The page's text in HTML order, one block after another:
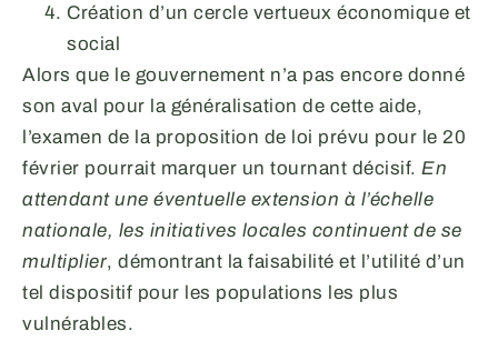
Création d’un cercle vertueux économique et
social
Alors que le gouvernement n’a pas encore donné
son aval pour la généralisation de cette aide,
l’examen de la proposition de loi prévu pour le 20
février pourrait marquer un tournant décisif. En
attendant une éventuelle extension à l’échelle
nationale, les initiatives locales continuent de se
multiplier, démontrant la faisabilité et l’utilité d’un
tel dispositif pour les populations les plus
vulnérables.